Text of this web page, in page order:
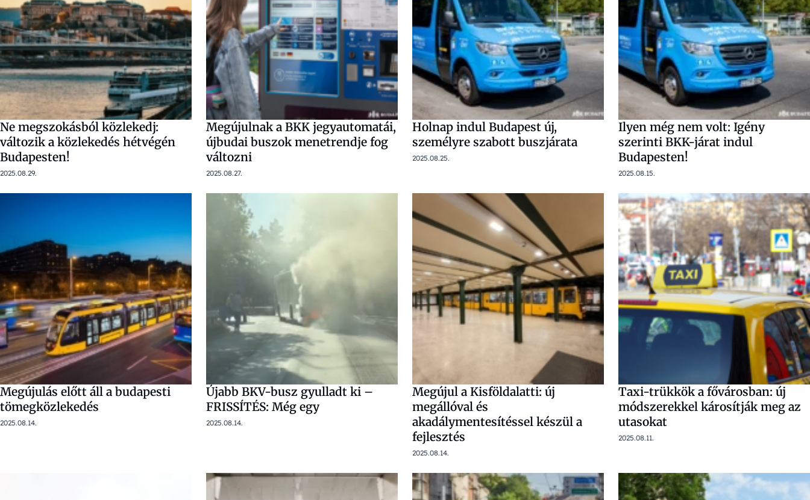
Ne megszokásból közlekedj:
változik a közlekedés hétvégén
Budapesten!
2025.08.29.
Megújulnak a BKK jegyautomatái,
újbudai buszok menetrendje fog
változni
2025.08.27.
Holnap indul Budapest új,
személyre szabott buszjárata
2025.08.25.
Ilyen még nem volt: Igény
szerinti BKK-járat indul
Budapesten!
2025.08.15.
Megújulás előtt áll a budapesti
tömegközlekedés
2025.08.14.
Újabb BKV-busz gyulladt ki –
FRISSÍTÉS: Még egy
2025.08.14.
Megújul a Kisföldalatti: új
megállóval és
akadálymentesítéssel készül a
fejlesztés
2025.08.14.
Taxi-trükkök a fővárosban: új
módszerekkel károsítják meg az
utasokat
2025.08.11.